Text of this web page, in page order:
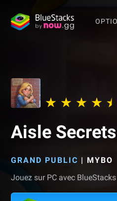
Aisle
GRAND PUBLIC | MYBO
Jouez sur PC avec